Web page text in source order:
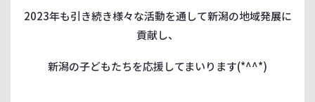
2023年も引き続き様々な活動を通して新潟の地域発展に
貢献し、
新潟の子どもたちを応援してまいります(*^^*)